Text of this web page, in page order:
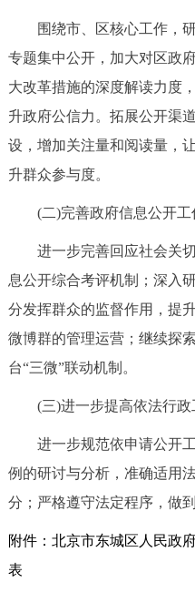
围绕市、区核心工作，研
专题集中公开，加大对区政
大改革措施的深度解读力度
升政府公信力。拓展公开渠
设，增加关注量和阅读量，
升群众参与度。
(二)完善政府信息公开工
进一步完善回应社会关切
息公开综合考评机制；深入
分发挥群众的监督作用，提
微博群的管理运营；继续探
台“三微”联动机制。
(三)进一步提高依法行政
进一步规范依申请公开工
例的研讨与分析，准确适用
分；严格遵守法定程序，做
附件：北京市东城区人民政
表